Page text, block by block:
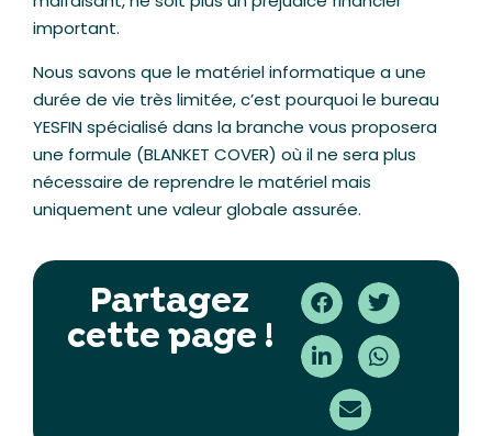
important.
Nous savons que le matériel informatique a une
durée de vie très limitée, c’est pourquoi le bureau
YESFIN spécialisé dans la branche vous proposera
une formule (BLANKET COVER) où il ne sera plus
nécessaire de reprendre le matériel mais
uniquement une valeur globale assurée.
Partagez
cette page !